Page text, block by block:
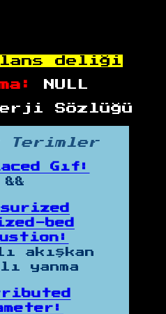
deliği
NULL
Sözlüğü
Terimler
Gıf:
&&
bed
akışkan
yanma